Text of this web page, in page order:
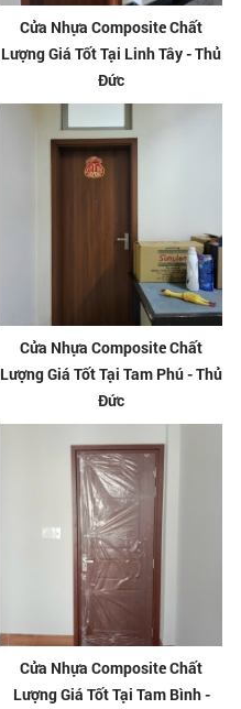
Cửa Nhựa Composite Chất
Lượng Giá Tốt Tại Linh Tây - Thủ
Đức
Cửa Nhựa Composite Chất
Lượng Giá Tốt Tại Tam Phú - Thủ
Đức
Cửa Nhựa Composite Chất
Lượng Giá Tốt Tại Tam Bình -